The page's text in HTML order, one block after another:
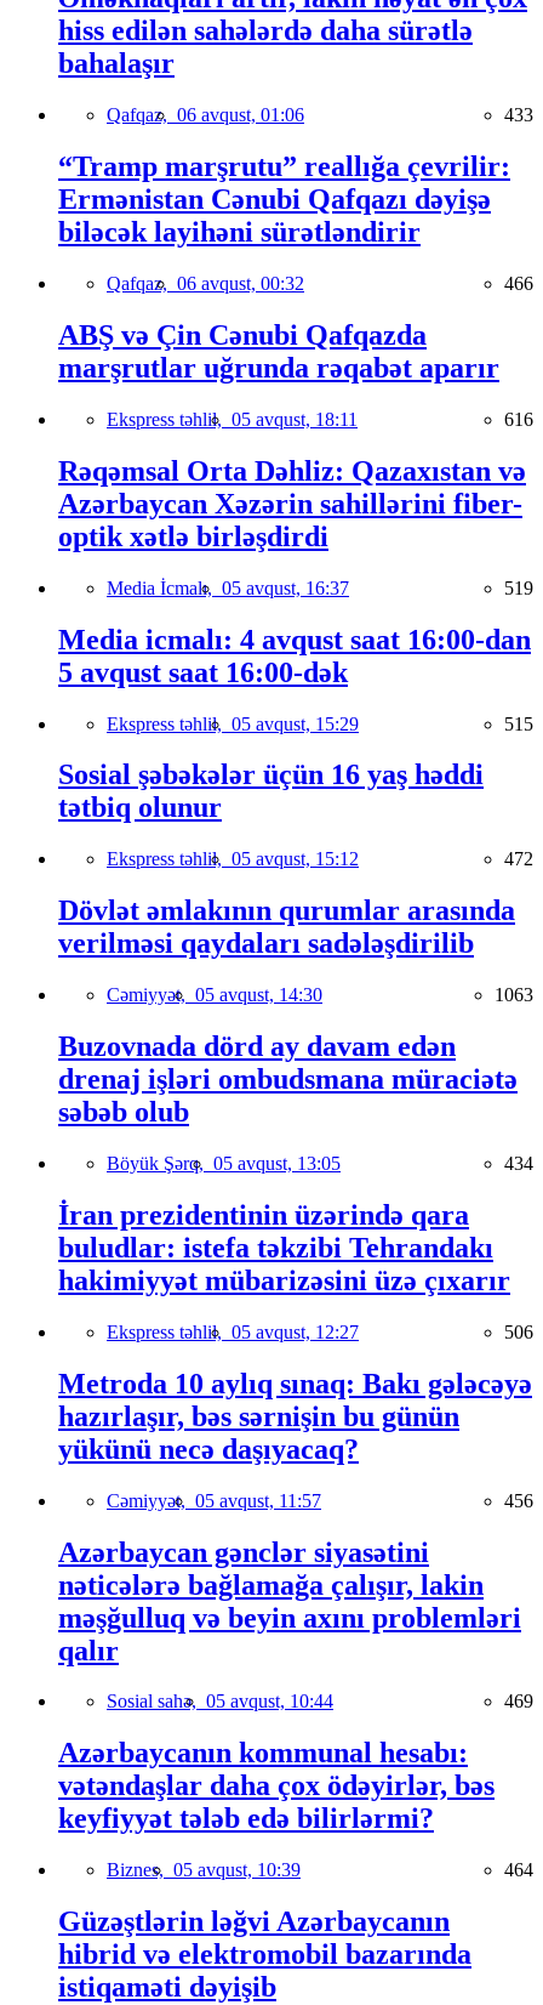
hiss edilən sahələrdə daha sürətlə
bahalaşır
Qafqaz, 06 avqust, 01:06 433
“Tramp marşrutu” reallığa çevrilir:
Ermənistan Cənubi Qafqazı dəyişə
biləcək layihəni sürətləndirir
Qafqaz, 06 avqust, 00:32 466
ABŞ və Çin Cənubi Qafqazda
marşrutlar uğrunda rəqabət aparır
Ekspress təhlil, 05 avqust, 18:11 616
Rəqəmsal Orta Dəhliz: Qazaxıstan və
Azərbaycan Xəzərin sahillərini fiber-
optik xətlə birləşdirdi
Media İcmalı, 05 avqust, 16:37 519
Media icmalı: 4 avqust saat 16:00-dan
5 avqust saat 16:00-dək
Ekspress təhlil, 05 avqust, 15:29 515
Sosial şəbəkələr üçün 16 yaş həddi
tətbiq olunur
Ekspress təhlil, 05 avqust, 15:12 472
Dövlət əmlakının qurumlar arasında
verilməsi qaydaları sadələşdirilib
Cəmiyyət, 05 avqust, 14:30 1063
Buzovnada dörd ay davam edən
drenaj işləri ombudsmana müraciətə
səbəb olub
Böyük Şərq, 05 avqust, 13:05 434
İran prezidentinin üzərində qara
buludlar: istefa təkzibi Tehrandakı
hakimiyyət mübarizəsini üzə çıxarır
Ekspress təhlil, 05 avqust, 12:27 506
Metroda 10 aylıq sınaq: Bakı gələcəyə
hazırlaşır, bəs sərnişin bu günün
yükünü necə daşıyacaq?
Cəmiyyət, 05 avqust, 11:57 456
Azərbaycan gənclər siyasətini
nəticələrə bağlamağa çalışır, lakin
məşğulluq və beyin axını problemləri
qalır
Sosial sahə, 05 avqust, 10:44 469
Azərbaycanın kommunal hesabı:
vətəndaşlar daha çox ödəyirlər, bəs
keyfiyyət tələb edə bilirlərmi?
Biznes, 05 avqust, 10:39 464
Güzəştlərin ləğvi Azərbaycanın
hibrid və elektromobil bazarında
istiqaməti dəyişib